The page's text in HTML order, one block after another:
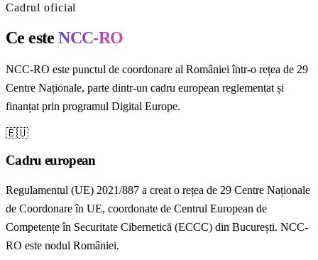
Cadrul oficial
Ce esteNCC-RO
NCC-RO este punctul de coordonare al României într-o rețea de 29
Centre Naționale, parte dintr-un cadru european reglementat și
finanțat prin programul Digital Europe.
🇪🇺
Cadru european
Regulamentul (UE) 2021/887 a creat o rețea de 29 Centre Naționale
de Coordonare în UE, coordonate de Centrul European de
Competențe în Securitate Cibernetică (ECCC) din București. NCC-
RO este nodul României.